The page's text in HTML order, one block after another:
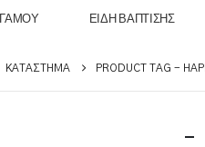
ΕΊΔΗ ΒΆΠΤΙΣΗΣ
ΚΑΤΆΣΤΗΜΑ PRODUCT TAG -